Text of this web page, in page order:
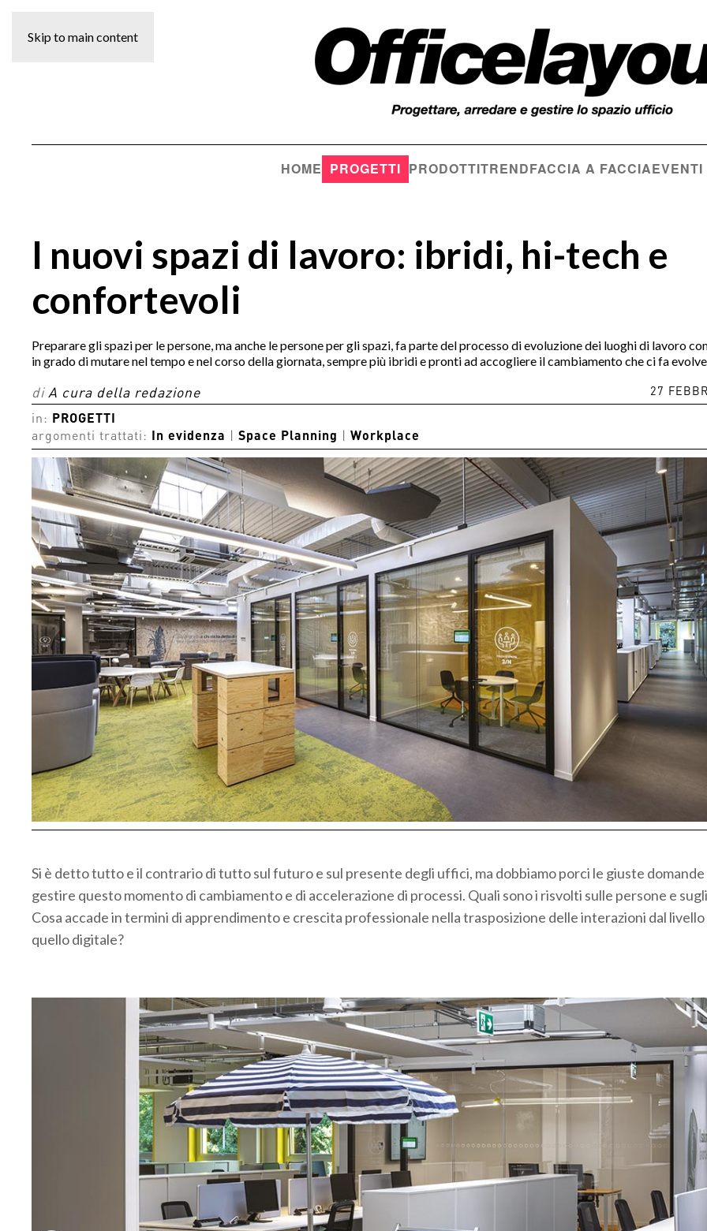
Skip to main content
HOME PROGETTI PRODOTTITRENDFACCIA A FACCIAEVENTI
I nuovi spazi di lavoro: ibridi, hi-tech e
confortevoli
Preparare gli spazi per le persone, ma anche le persone per gli spazi, fa parte del processo di evoluzione dei luoghi di lavoro
in grado di mutare nel tempo e nel corso della giornata, sempre più ibridi e pronti ad accogliere il cambiamento che ci fa
di A cura della redazione 27
in:
PROGETTI
argomenti trattati:
In evidenza Space Planning Workplace
Si è detto tutto e il contrario di tutto sul futuro e sul presente degli uffici, ma dobbiamo porci le giuste
gestire questo momento di cambiamento e di accelerazione di processi. Quali sono i risvolti sulle persone e
Cosa accade in termini di apprendimento e crescita professionale nella trasposizione delle interazioni dal livello
quello digitale?